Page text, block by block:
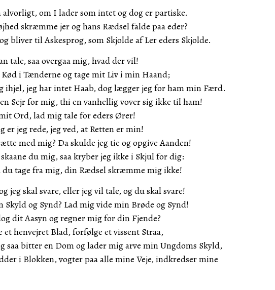
alvorligt, om I lader som intet og dog er partiske.
skræmme jer og hans Rædsel falde paa eder?
bliver til Askesprog, som Skjolde af Ler eders Skjolde.
tale, saa overgaa mig, hvad der vil!
i Tænderne og tage mit Liv i min Haand;
ihjel, jeg har intet Haab, dog lægger jeg for ham min Færd.
Sejr for mig, thi en vanhellig vover sig ikke til ham!
Ord, lad mig tale for eders Ører!
er jeg rede, jeg ved, at Retten er min!
med mig? Da skulde jeg tie og opgive Aanden!
du mig, saa kryber jeg ikke i Skjul for dig:
du tage fra mig, din Rædsel skræmme mig ikke!
jeg skal svare, eller jeg vil tale, og du skal svare!
Skyld og Synd? Lad mig vide min Brøde og Synd!
dit Aasyn og regner mig for din Fjende?
henvejret Blad, forfølge et vissent Straa,
saa bitter en Dom og lader mig arve min Ungdoms Skyld,
i Blokken, vogter paa alle mine Veje, indkredser mine